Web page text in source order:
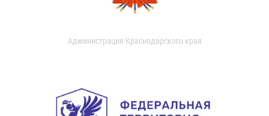
Администрация Краснодарского края